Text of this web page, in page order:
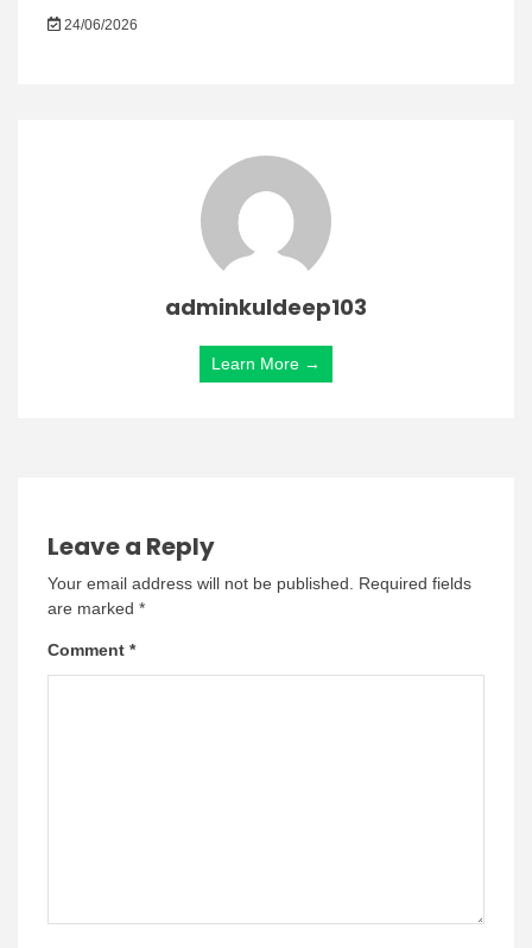
24/06/2026
adminkuldeep103
Learn More →
Leave a Reply
Your email address will not be published.
Required fields
are marked *
Comment *